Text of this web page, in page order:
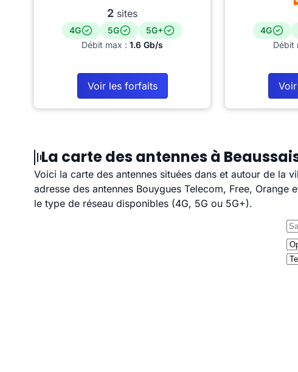
2 sites
4G 5G
5G+
Débit max : 1.6 Gb/s
Voir les forfaits
4G
Débit
La carte des antennes à
Voici la carte des antennes situées dans et autour de la
adresse des antennes Bouygues Telecom, Free,
le type de réseau disponibles (4G, 5G ou 5G+).